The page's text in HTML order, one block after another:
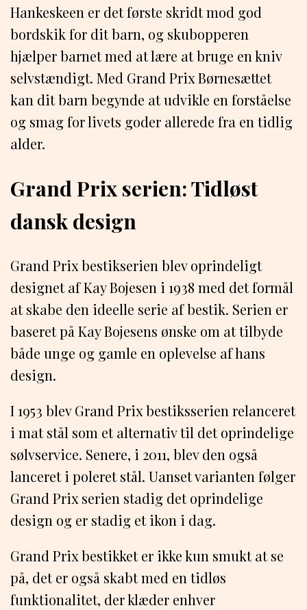
Hankeskeen er det første skridt mod god
bordskik for dit barn, og skubopperen
hjælper barnet med at lære at bruge en kniv
selvstændigt. Med Grand Prix Børnesættet
kan dit barn begynde at udvikle en forståelse
og smag for livets goder allerede fra en tidlig
alder.
Grand Prix serien: Tidløst
dansk design
Grand Prix bestikserien blev oprindeligt
designet af Kay Bojesen i 1938 med det formål
at skabe den ideelle serie af bestik. Serien er
baseret på Kay Bojesens ønske om at tilbyde
både unge og gamle en oplevelse af hans
design.
I 1953 blev Grand Prix bestiksserien relanceret
i mat stål som et alternativ til det oprindelige
sølvservice. Senere, i 2011, blev den også
lanceret i poleret stål. Uanset varianten følger
Grand Prix serien stadig det oprindelige
design og er stadig et ikon i dag.
Grand Prix bestikket er ikke kun smukt at se
på, det er også skabt med en tidløs
funktionalitet, der klæder enhver